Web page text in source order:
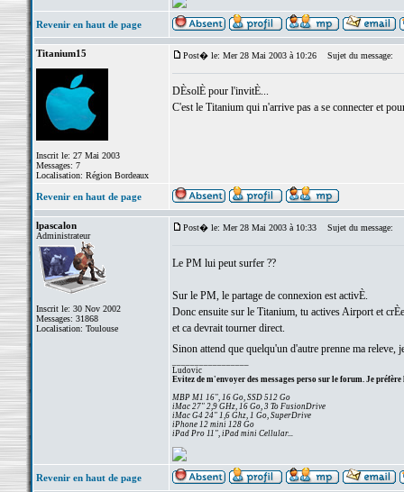
Revenir en haut de page
Titanium15
Inscrit le: 27 Mai 2003
Messages: 7
Localisation: Région Bordeaux
Post� le: Mer 28 Mai 2003 à 10:26 Sujet du message:
DÈsolÈ pour l'invitÈ...
C'est le Titanium qui n'arrive pas a se connecter et
Revenir en haut de page
lpascalon
Administrateur
Inscrit le: 30 Nov 2002
Messages: 31868
Localisation: Toulouse
Post� le: Mer 28 Mai 2003 à 10:33 Sujet du message:
Le PM lui peut surfer ??
Sur le PM, le partage de connexion est activÈ.
Donc ensuite sur le Titanium, tu actives Airport et
et ca devrait tourner direct.
Sinon attend que quelqu'un d'autre prenne ma releve,
Ludovic
Evitez de m'envoyer des messages perso sur le forum. Je préfère
MBP M1 16", 16 Go, SSD 512 Go
iMac 27" 2,9 GHz, 16 Go, 3 To FusionDrive
iMac G4 24" 1,6 Ghz, 1 Go, SuperDrive
iPhone 12 mini 128 Go
iPad Pro 11", iPad mini Cellular...
Revenir en haut de page